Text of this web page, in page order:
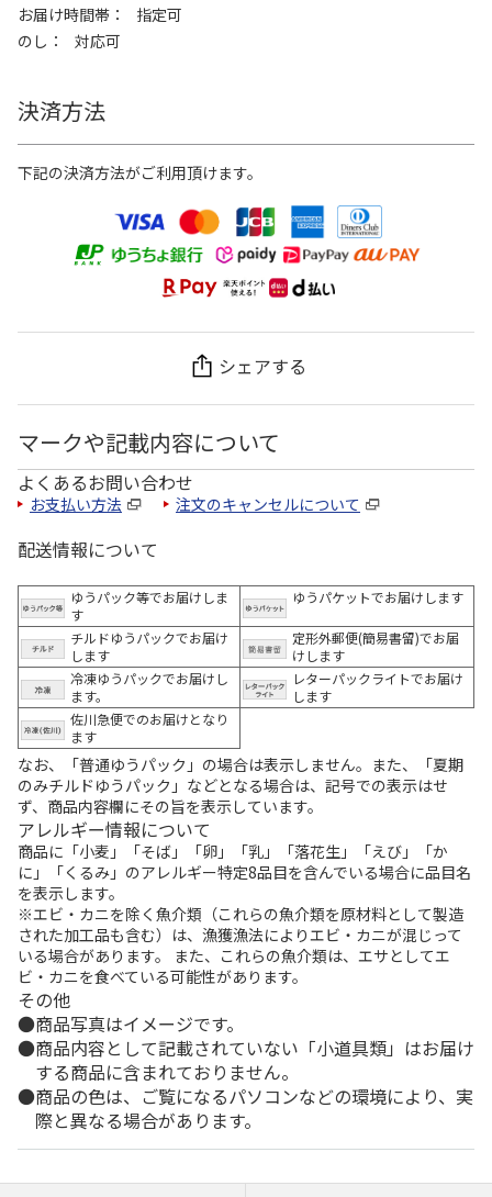
お届け時間帯
指定可
のし
対応可
決済方法
下記の決済方法がご利用頂けます。
シェアする
マークや記載内容について
よくあるお問い合わせ
お支払い方法 注文のキャンセルについて
配送情報について
ゆうパック等でお届けしま
す
ゆうパケットでお届けします
チルドゆうパックでお届け
します
定形外郵便(簡易書留)でお届
けします
冷凍ゆうパックでお届けし
ます。
レターパックライトでお届け
します
佐川急便でのお届けとなり
ます
なお、「普通ゆうパック」の場合は表示しません。また、「夏期
のみチルドゆうパック」などとなる場合は、記号での表示はせ
ず、商品内容欄にその旨を表示しています。
アレルギー情報について
商品に「小麦」「そば」「卵」「乳」「落花生」「えび」「か
に」「くるみ」のアレルギー特定8品目を含んでいる場合に品目名
を表示します。
※エビ・カニを除く魚介類（これらの魚介類を原材料として製造
された加工品も含む）は、漁獲漁法によりエビ・カニが混じって
いる場合があります。 また、これらの魚介類は、エサとしてエ
ビ・カニを食べている可能性があります。
その他
商品写真はイメージです。
商品内容として記載されていない「小道具類」はお届け
する商品に含まれておりません。
商品の色は、ご覧になるパソコンなどの環境により、実
際と異なる場合があります。